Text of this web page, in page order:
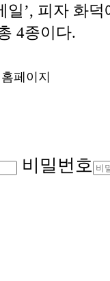
일’, 피자 화
4종이다.
페이지
비밀번호